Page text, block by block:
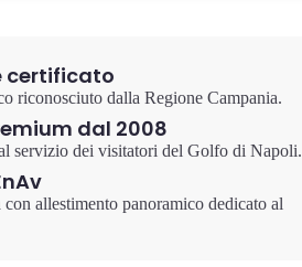
certificato
riconosciuto dalla Regione Campania.
dal 2008
servizio dei visitatori del Golfo di Napoli.
allestimento panoramico dedicato al